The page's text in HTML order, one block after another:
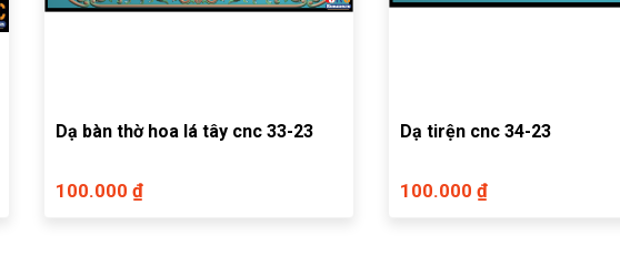
Dạ bàn thờ hoa lá tây cnc 33-23
100.000 ₫
Dạ tirện cnc 34-23
100.000 ₫